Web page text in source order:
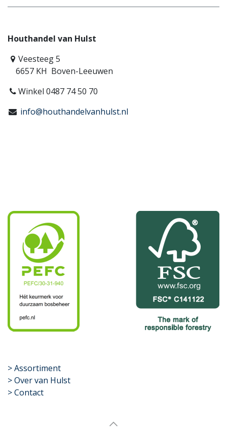
Houthandel van Hulst
Veesteeg 5
6657 KH Boven-Leeuwen
Winkel 0487 74 50 70
info@houthandelvanhulst.nl
​>Assortiment
> Over van Hulst
> Contact